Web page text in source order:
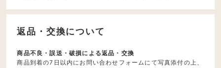
返品・交換について
商品不良・誤送・破損による返品・交換
商品到着の7日以内にお問い合わせフォームにて写真添付の上、